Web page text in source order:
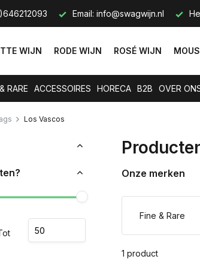
Email: info@swagwijn.nl
WIJN RODE WIJN ROSÉ WIJN
RARE ACCESSOIRES HORECA B2B OVER
Los Vascos
Onze merken
Fine & Rare
1 product